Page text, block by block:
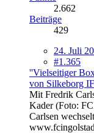
2.662
Beiträge
429
24. Juli
#1.365
''Vielseitiger
von Silkeborg
Mit Fredrik
Kader (Foto:
Carlsen